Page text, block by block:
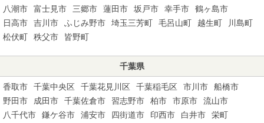
八潮市
富士見市 三郷市 蓮田市 坂戸市 幸手市
鶴ヶ島市
日高市
吉川市 ふじみ野市 埼玉三芳町 毛呂山町 越生町
川島町
松伏町
秩父市 皆野町
千葉県
香取市 千葉中央区 千葉花見川区 千葉稲毛区 市川市
船橋市
野田市
成田市 千葉佐倉市 習志野市 柏市 市原市
流山市
八千代市
鎌ケ谷市 浦安市 四街道市 印西市 白井市
栄町